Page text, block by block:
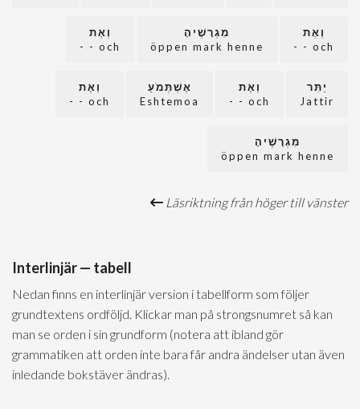
וְאֶת
och - -
מִגְרָשֶׁיהָ
öppen mark henne
וְאֶת
och - -
יַתִּר
Jattir
וְאֶת
och - -
אֶשְׁתְּמֹעַ
Eshtemoa
וְאֶת
och - -
מִגְרָשֶׁיהָ
öppen mark henne
Läsriktning från höger till vänster
Interlinjär — tabell
Nedan finns en interlinjär version i tabellform som följer
grundtextens ordföljd. Klickar man på strongsnumret så kan
man se orden i sin grundform (notera att ibland gör
grammatiken att orden inte bara får andra ändelser utan även
inledande bokstäver ändras).